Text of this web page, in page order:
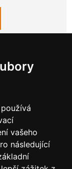
vašeho
následující
o